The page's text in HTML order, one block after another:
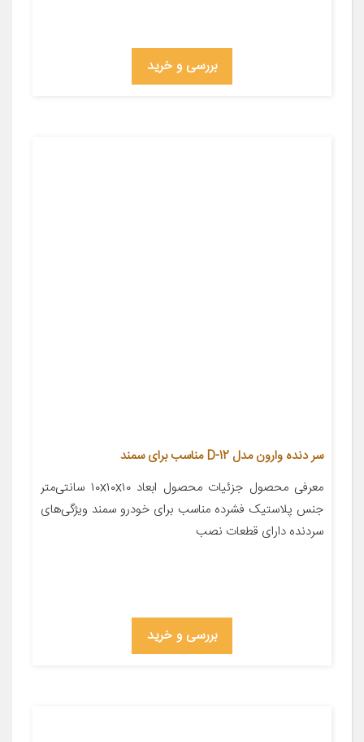
بررسی و خرید
سر دنده وارون مدل D-12 مناسب برای سمند
معرفی محصول جزئیات محصول ابعاد ۱۰x۱۰x۱۰ سانتی‌متر
جنس پلاستیک فشرده مناسب برای خودرو سمند ویژگی‌های
سردنده دارای قطعات نصب
بررسی و خرید